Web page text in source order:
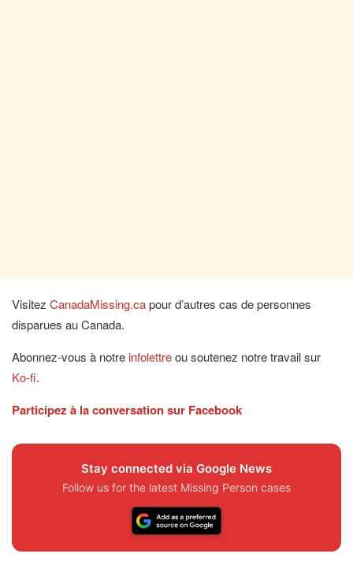
Visitez CanadaMissing.capour d’autres cas de personnes
disparues au Canada.
Abonnez-vous à notre infolettreou soutenez notre travail sur
Ko-fi.
Participez à la conversation sur Facebook
Stay connected via Google News
Follow us for the latest Missing Person cases